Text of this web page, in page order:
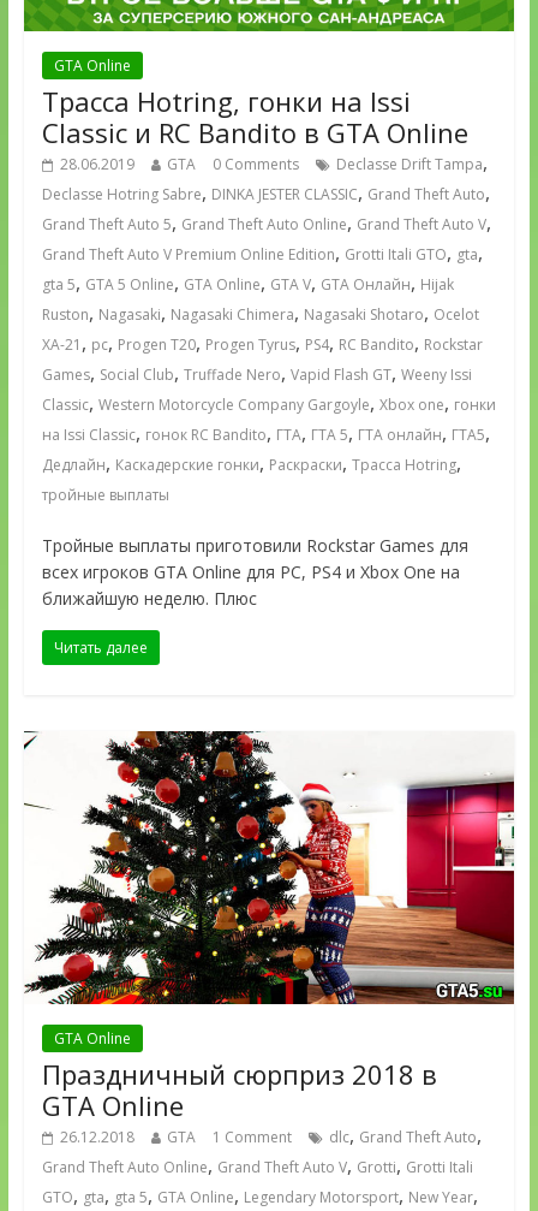
GTA Online
Трасса Hotring, гонки на Issi
Classic и RC Bandito в GTA Online
28.06.2019 GTA 0 Comments Declasse Drift Tampa,
Declasse Hotring Sabre, DINKA JESTER CLASSIC, Grand Theft Auto,
Grand Theft Auto 5, Grand Theft Auto Online, Grand Theft Auto V,
Grand Theft Auto V Premium Online Edition, Grotti Itali GTO, gta,
gta 5, GTA 5 Online, GTA Online, GTA V, GTA Онлайн, Hijak
Ruston, Nagasaki, Nagasaki Chimera, Nagasaki Shotaro, Ocelot
XA-21 , pc, Progen T20, Progen Tyrus, PS4, RC Bandito, Rockstar
Games, Social Club, Truffade Nero, Vapid Flash GT, Weeny Issi
Classic, Western Motorcycle Company Gargoyle, Xbox one, гонки
на Issi Classic, гонок RC Bandito, ГТА, ГТА 5, ГТА онлайн, ГТА5,
Дедлайн, Каскадерские гонки, Раскраски, Трасса Hotring,
тройные выплаты
Тройные выплаты приготовили Rockstar Games для
всех игроков GTA Online для PC, PS4 и Xbox One на
ближайшую неделю. Плюс
Читать далее
GTA Online
Праздничный сюрприз 2018 в
GTA Online
26.12.2018 GTA 1 Comment dlc, Grand Theft Auto,
Grand Theft Auto Online, Grand Theft Auto V, Grotti, Grotti Itali
GTO, gta, gta 5, GTA Online, Legendary Motorsport, New Year,